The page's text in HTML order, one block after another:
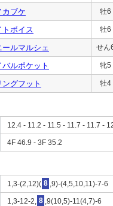
カブケ 牡6
トボイス 牡6
ールマルシェ せん
バルポケット 牝5
ングフット 牡4
12.4 - 11.2 - 11.5 - 11.7 - 11.7 -
4F 46.9 - 3F 35.2
1,3-(2,12)( 8 ,9)-(4,5,10,11)-7-6
1,3-12-2, 8 ,9(10,5)-11(4,7)-6